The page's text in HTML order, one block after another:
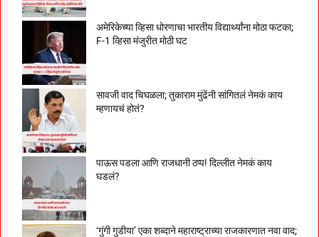
अमेरिकेच्या व्हिसा धोरणाचा भारतीय विद्यार्थ्यांना मोठा फटका;
F-1 व्हिसा मंजुरीत मोठी घट
सावजी वाद चिघळला; तुकाराम मुंढेंनी सांगितलं नेमकं काय
म्हणायचं होतं?
पाऊस पडला आणि राजधानी ठप्प! दिल्लीत नेमकं काय
घडलं?
‘गुंगी गुडीया’ एका शब्दाने महाराष्ट्राच्या राजकारणात नवा वाद;